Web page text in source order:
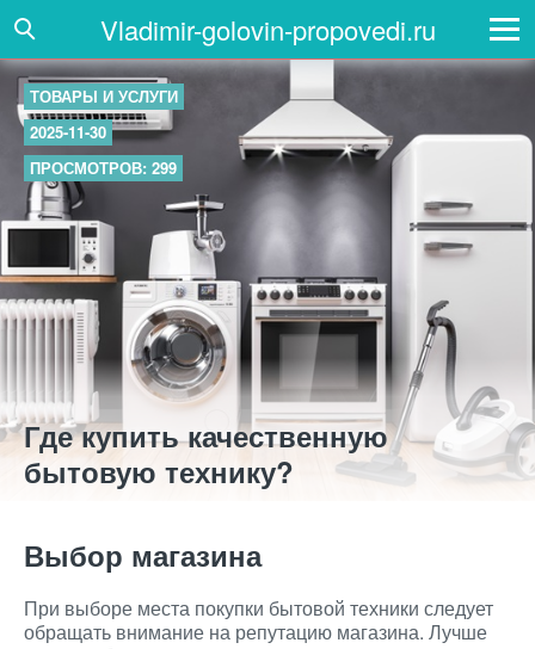
Vladimir-golovin-propovedi.ru
ТОВАРЫ И УСЛУГИ
2025-11-30
ПРОСМОТРОВ: 299
Где купить качественную
бытовую технику?
Выбор магазина
При выборе места покупки бытовой техники следует
обращать внимание на репутацию магазина. Лучше